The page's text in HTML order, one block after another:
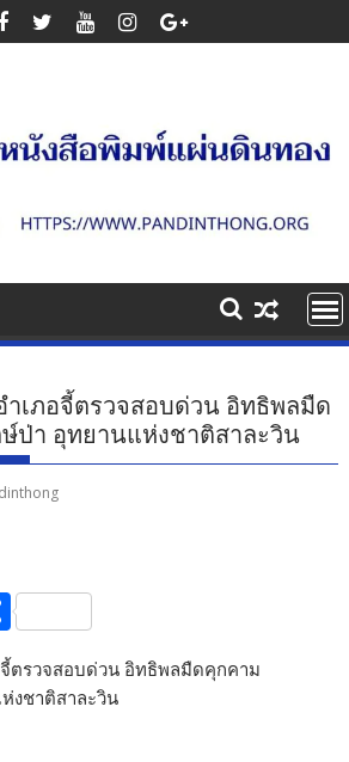
เภอจี้ตรวจสอบด่วน อิทธิพลมืด
ป่า อุทยานแห่งชาติสาละวิน
S
h
ar
ตรวจสอบด่วน อิทธิพลมืดคุกคาม
งชาติสาละวิน